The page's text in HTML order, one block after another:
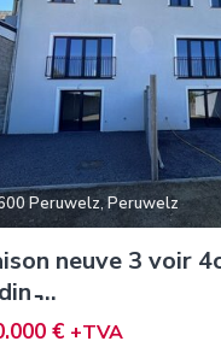
Peruwelz,Peruwelz
neuve 3 voir
̵...
€ +TVA